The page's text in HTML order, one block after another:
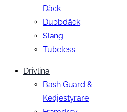
Däck
Dubbdäck
Slang
Tubeless
Drivlina
Bash Guard &
Kedjestyrare